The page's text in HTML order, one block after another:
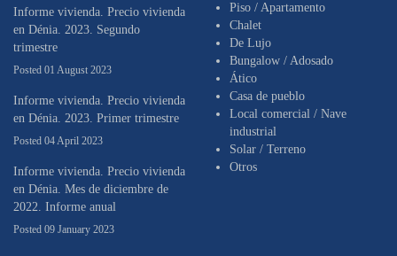
Informe vivienda. Precio vivienda
en Dénia. 2023. Segundo
trimestre
Posted 01 August 2023
Informe vivienda. Precio vivienda
en Dénia. 2023. Primer trimestre
Posted 04 April 2023
Informe vivienda. Precio vivienda
en Dénia. Mes de diciembre de
2022. Informe anual
Posted 09 January 2023
Piso / Apartamento
Chalet
De Lujo
Bungalow / Adosado
Ático
Casa de pueblo
Local comercial / Nave
industrial
Solar / Terreno
Otros